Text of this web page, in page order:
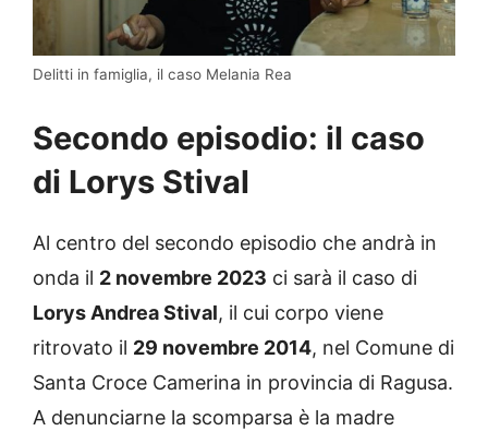
Delitti in famiglia, il caso Melania Rea
Secondo episodio: il caso
di Lorys Stival
Al centro del secondo episodio che andrà in
onda il 2 novembre 2023 ci sarà il caso di
Lorys Andrea Stival, il cui corpo viene
ritrovato il 29 novembre 2014, nel Comune di
Santa Croce Camerina in provincia di Ragusa.
A denunciarne la scomparsa è la madre